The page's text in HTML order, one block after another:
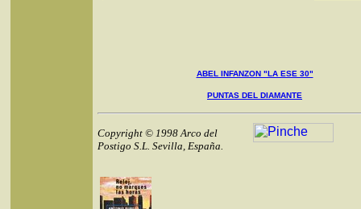
ABEL INFANZON "LA ESE 30"
PUNTAS DEL DIAMANTE
Copyright © 1998 Arco del
Postigo S.L. Sevilla, España.